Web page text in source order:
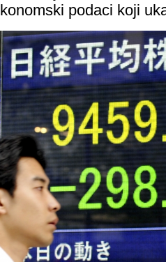
podaci koji